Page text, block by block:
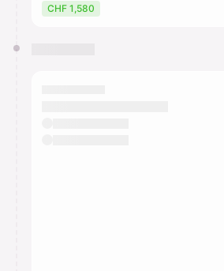
CHF 1,580